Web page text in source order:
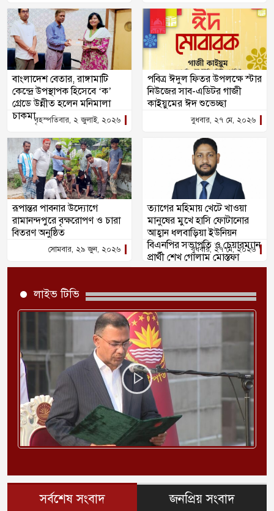
বাংলাদেশ বেতার, রাঙ্গামাটি
কেন্দ্রে উপস্থাপক হিসেবে ‘ক’
গ্রেডে উন্নীত হলেন মনিমালা
চাকমাবৃহস্পতিবার, ২ জুলাই, ২০২৬
রূপান্তর পাবনার উদ্যোগে
রামানন্দপুরে বৃক্ষরোপণ ও চারা
বিতরণ অনুষ্ঠিত
সোমবার, ২৯ জুন, ২০২৬
পবিত্র ঈদুল ফিতর উপলক্ষে স্টার
নিউজের সাব-এডিটর গাজী
কাইয়ুমের ঈদ শুভেচ্ছা
বুধবার, ২৭ মে, ২০২৬
ত্যাগের মহিমায় খেটে খাওয়া
মানুষের মুখে হাসি ফোটানোর
আহ্বান ধলবাড়িয়া ইউনিয়ন
বিএনপির সভাপতি ও চেয়ারম্যান
প্রার্থী শেখ গোলাম মোস্তফা
বুধবার, ২৭ মে, ২০২৬
লাইভ টিভি
সর্বশেষ সংবাদ জনপ্রিয় সংবাদ